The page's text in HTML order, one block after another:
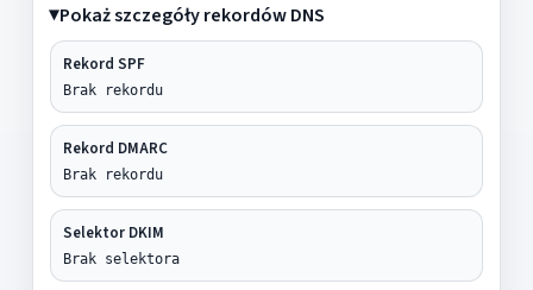
Pokaż szczegóły rekordów DNS
Rekord SPF
Brak rekordu
Rekord DMARC
Brak rekordu
Selektor DKIM
Brak selektora